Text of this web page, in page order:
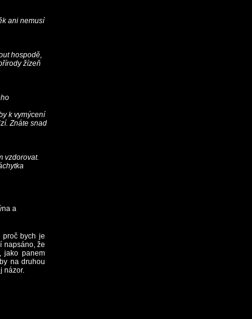
ani nemusí
hospodě,
žízeň
k vymýcení
Znáte snad
vzdorovat.
a
proč bych je
napsáno, že
jako panem
na druhou
názor.